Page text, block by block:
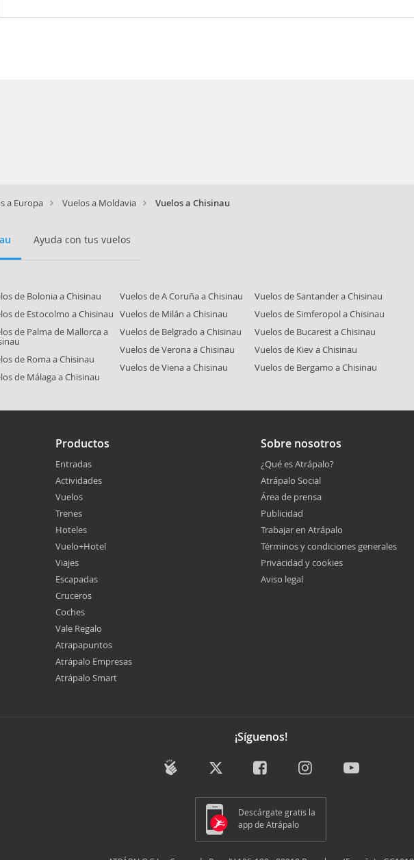
a Europa Vuelos a Moldavia Vuelos a Chisinau
Ayuda con tus vuelos
de Bolonia a Chisinau
de Estocolmo a Chisinau
de Palma de Mallorca a
de Roma a Chisinau
de Málaga a Chisinau
Vuelos de A Coruña a Chisinau
Vuelos de Milán a Chisinau
Vuelos de Belgrado a Chisinau
Vuelos de Verona a Chisinau
Vuelos de Viena a Chisinau
Vuelos de Santander a Chisinau
Vuelos de Simferopol a Chisinau
Vuelos de Bucarest a Chisinau
Vuelos de Kiev a Chisinau
Vuelos de Bergamo a Chisinau
Productos
Entradas
Actividades
Vuelos
Trenes
Hoteles
Vuelo+Hotel
Viajes
Escapadas
Cruceros
Coches
Vale Regalo
Atrapapuntos
Atrápalo Empresas
Atrápalo Smart
Sobre nosotros
¿Qué es Atrápalo?
Atrápalo Social
Área de prensa
Publicidad
Trabajar en Atrápalo
Términos y condiciones generales
Privacidad y cookies
Aviso legal
¡Síguenos!
Descárgate gratis la
app de Atrápalo